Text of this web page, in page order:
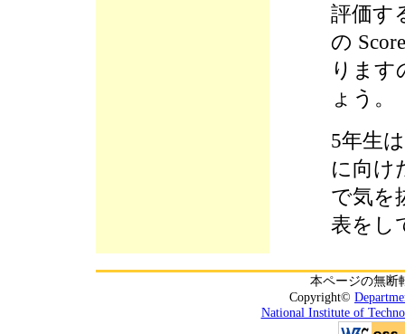
評価す
の
ります
ょう。
5年生
に向け
で気を
表をし
本ページの無断
Copyright©
National Institute of